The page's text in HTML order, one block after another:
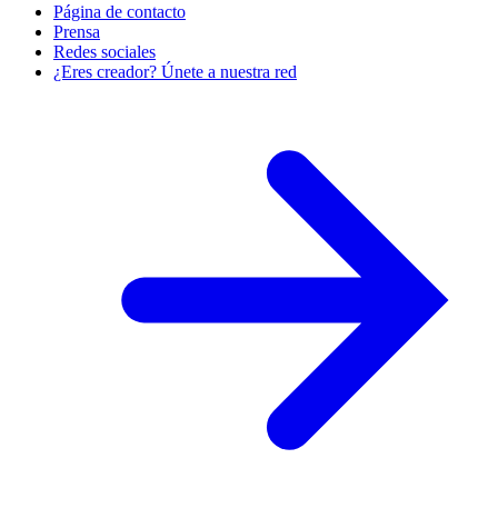
Página de contacto
Prensa
Redes sociales
¿Eres creador? Únete a nuestra red